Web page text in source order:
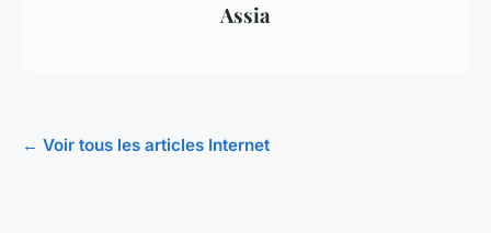
Assia
← Voir tous les articles Internet